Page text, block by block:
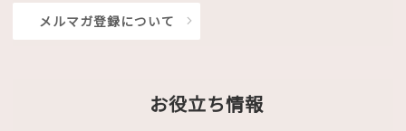
メルマガ登録について
お役立ち情報